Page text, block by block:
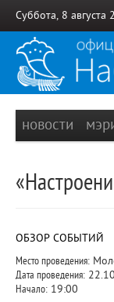
Суббота, 8 августа
новости
ОБЗОР СОБЫТИЙ
Место проведения:
Дата проведения:
Начало: 19:00